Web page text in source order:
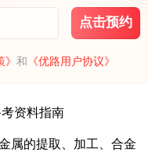
点击预约
》和 《优路用户协议》
资料指南
属的提取、加工、合金